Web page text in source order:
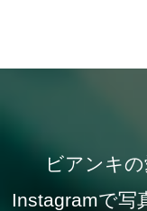
ビアンキ
Instagramで写